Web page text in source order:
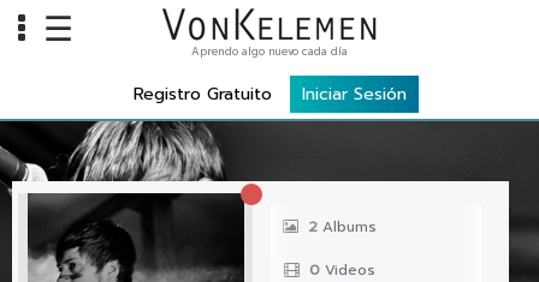
Home
Cursos
Carreras
Costos
☰ Aprendo algo nuevo cada día
Registro Gratuito Iniciar Sesión
2 Albums
0 Videos